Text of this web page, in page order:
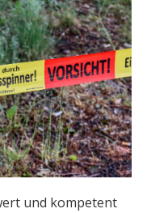
und kompetent